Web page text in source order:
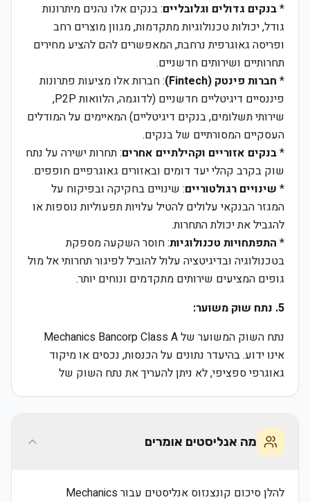
*בנקים גדולים וגלובליים: בנקים אלו נהנים מיתרונות
גודל, יכולות טכנולוגיות מתקדמות, מגוון מוצרים רחב
ופריסה גאוגרפית נרחבת, המאפשרים להם להציע מחירים
תחרותיים ושירותים חדשניים.
* חברות פינטק (Fintech)
: חברות אלו מציעות פתרונות
פיננסיים דיגיטליים חדשניים (לדוגמה, הלוואות P2P,
שירותי תשלומים, בנקים דיגיטליים) המאיימים על המודלים
העסקיים המסורתיים של בנקים.
*בנקים אזוריים וקהילתיים אחרים: תחרות ישירה על נתח
שוק בקרב קהלי יעד דומים ובאזורים גאוגרפיים חופפים.
* שינויים רגולטוריים: שינויים בחקיקה ובפיקוח על
המגזר הבנקאי עלולים להטיל עלויות תפעוליות נוספות או
להגביל את יכולת התחרות.
* התפתחויות טכנולוגיות: חוסר השקעה מספקת
בטכנולוגיה ובדיגיטציה עלול להוביל לפיגור תחרותי אל מול
גופים המציעים שירותים מתקדמים ונוחים יותר.
5. נתח שוק משוער:
נתח השוק המשוער של Mechanics Bancorp Class A
אינו ידוע. בהיעדר נתונים על הכנסות, נכסים או מיקוד
גאוגרפי ספציפי, לא ניתן להעריך את נתח השוק של
מה אנליסטים אומרים
להלן סיכום קונצנזוס אנליסטים עבור Mechanics